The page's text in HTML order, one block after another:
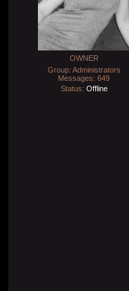
OWNER
Group: Administrators
Messages: 649
Status: Offline